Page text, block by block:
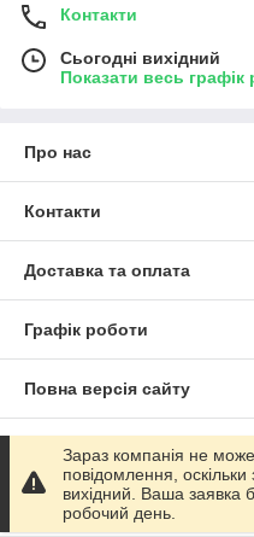
Контакти
Сьогодні вихідний
Показати весь графік
Про нас
Контакти
Доставка та оплата
Графік роботи
Повна версія сайту
Сайт створено на
Політика конфіденційності
Зараз компанія не
повідомлення, оскільки
вихідний. Ваша заявка
робочий день.